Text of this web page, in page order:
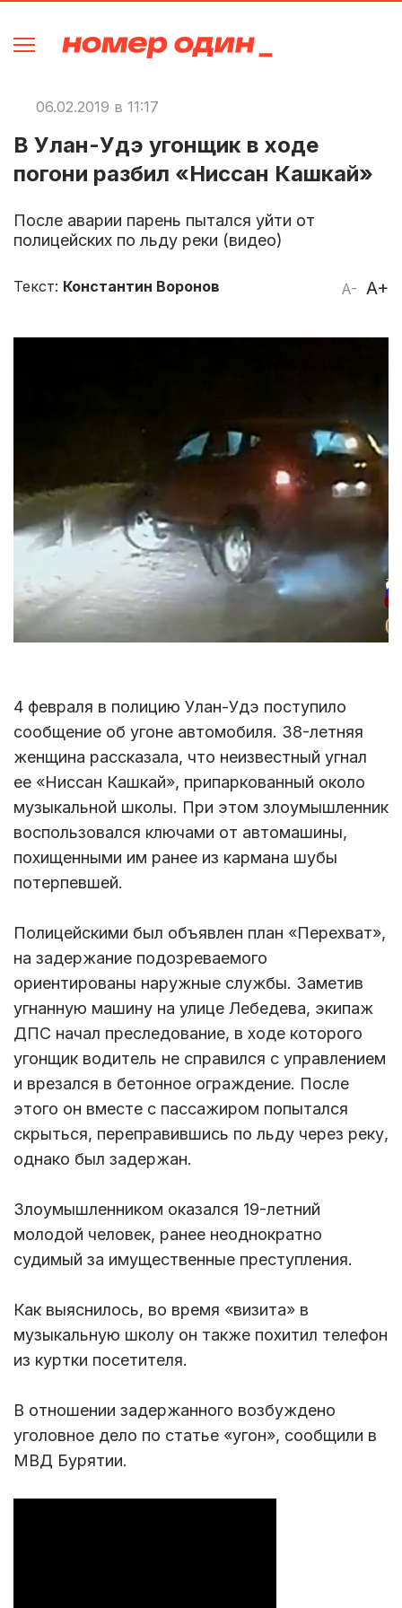
06.02.2019 в 11:17
В Улан-Удэ угонщик в ходе
погони разбил «Ниссан Кашкай»
После аварии парень пытался уйти от
полицейских по льду реки (видео)
A- A+
Текст: Константин Воронов
4 февраля в полицию Улан-Удэ поступило
сообщение об угоне автомобиля. 38-летняя
женщина рассказала, что неизвестный угнал
ее «Ниссан Кашкай», припаркованный около
музыкальной школы. При этом злоумышленник
воспользовался ключами от автомашины,
похищенными им ранее из кармана шубы
потерпевшей.
Полицейскими был объявлен план «Перехват»,
на задержание подозреваемого
ориентированы наружные службы. Заметив
угнанную машину на улице Лебедева, экипаж
ДПС начал преследование, в ходе которого
угонщик водитель не справился с управлением
и врезался в бетонное ограждение. После
этого он вместе с пассажиром попытался
скрыться, переправившись по льду через реку,
однако был задержан.
Злоумышленником оказался 19-летний
молодой человек, ранее неоднократно
судимый за имущественные преступления.
Как выяснилось, во время «визита» в
музыкальную школу он также похитил телефон
из куртки посетителя.
В отношении задержанного возбуждено
уголовное дело по статье «угон», сообщили в
МВД Бурятии.